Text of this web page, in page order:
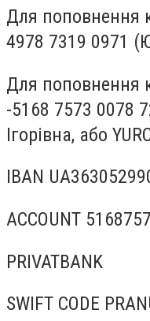
Для поповнення
4978 7319 0971
Для поповнення
-5168 7573 0078
Ігорівна, або
IBAN
ACCOUNT
PRIVATBANK
SWIFT CODE